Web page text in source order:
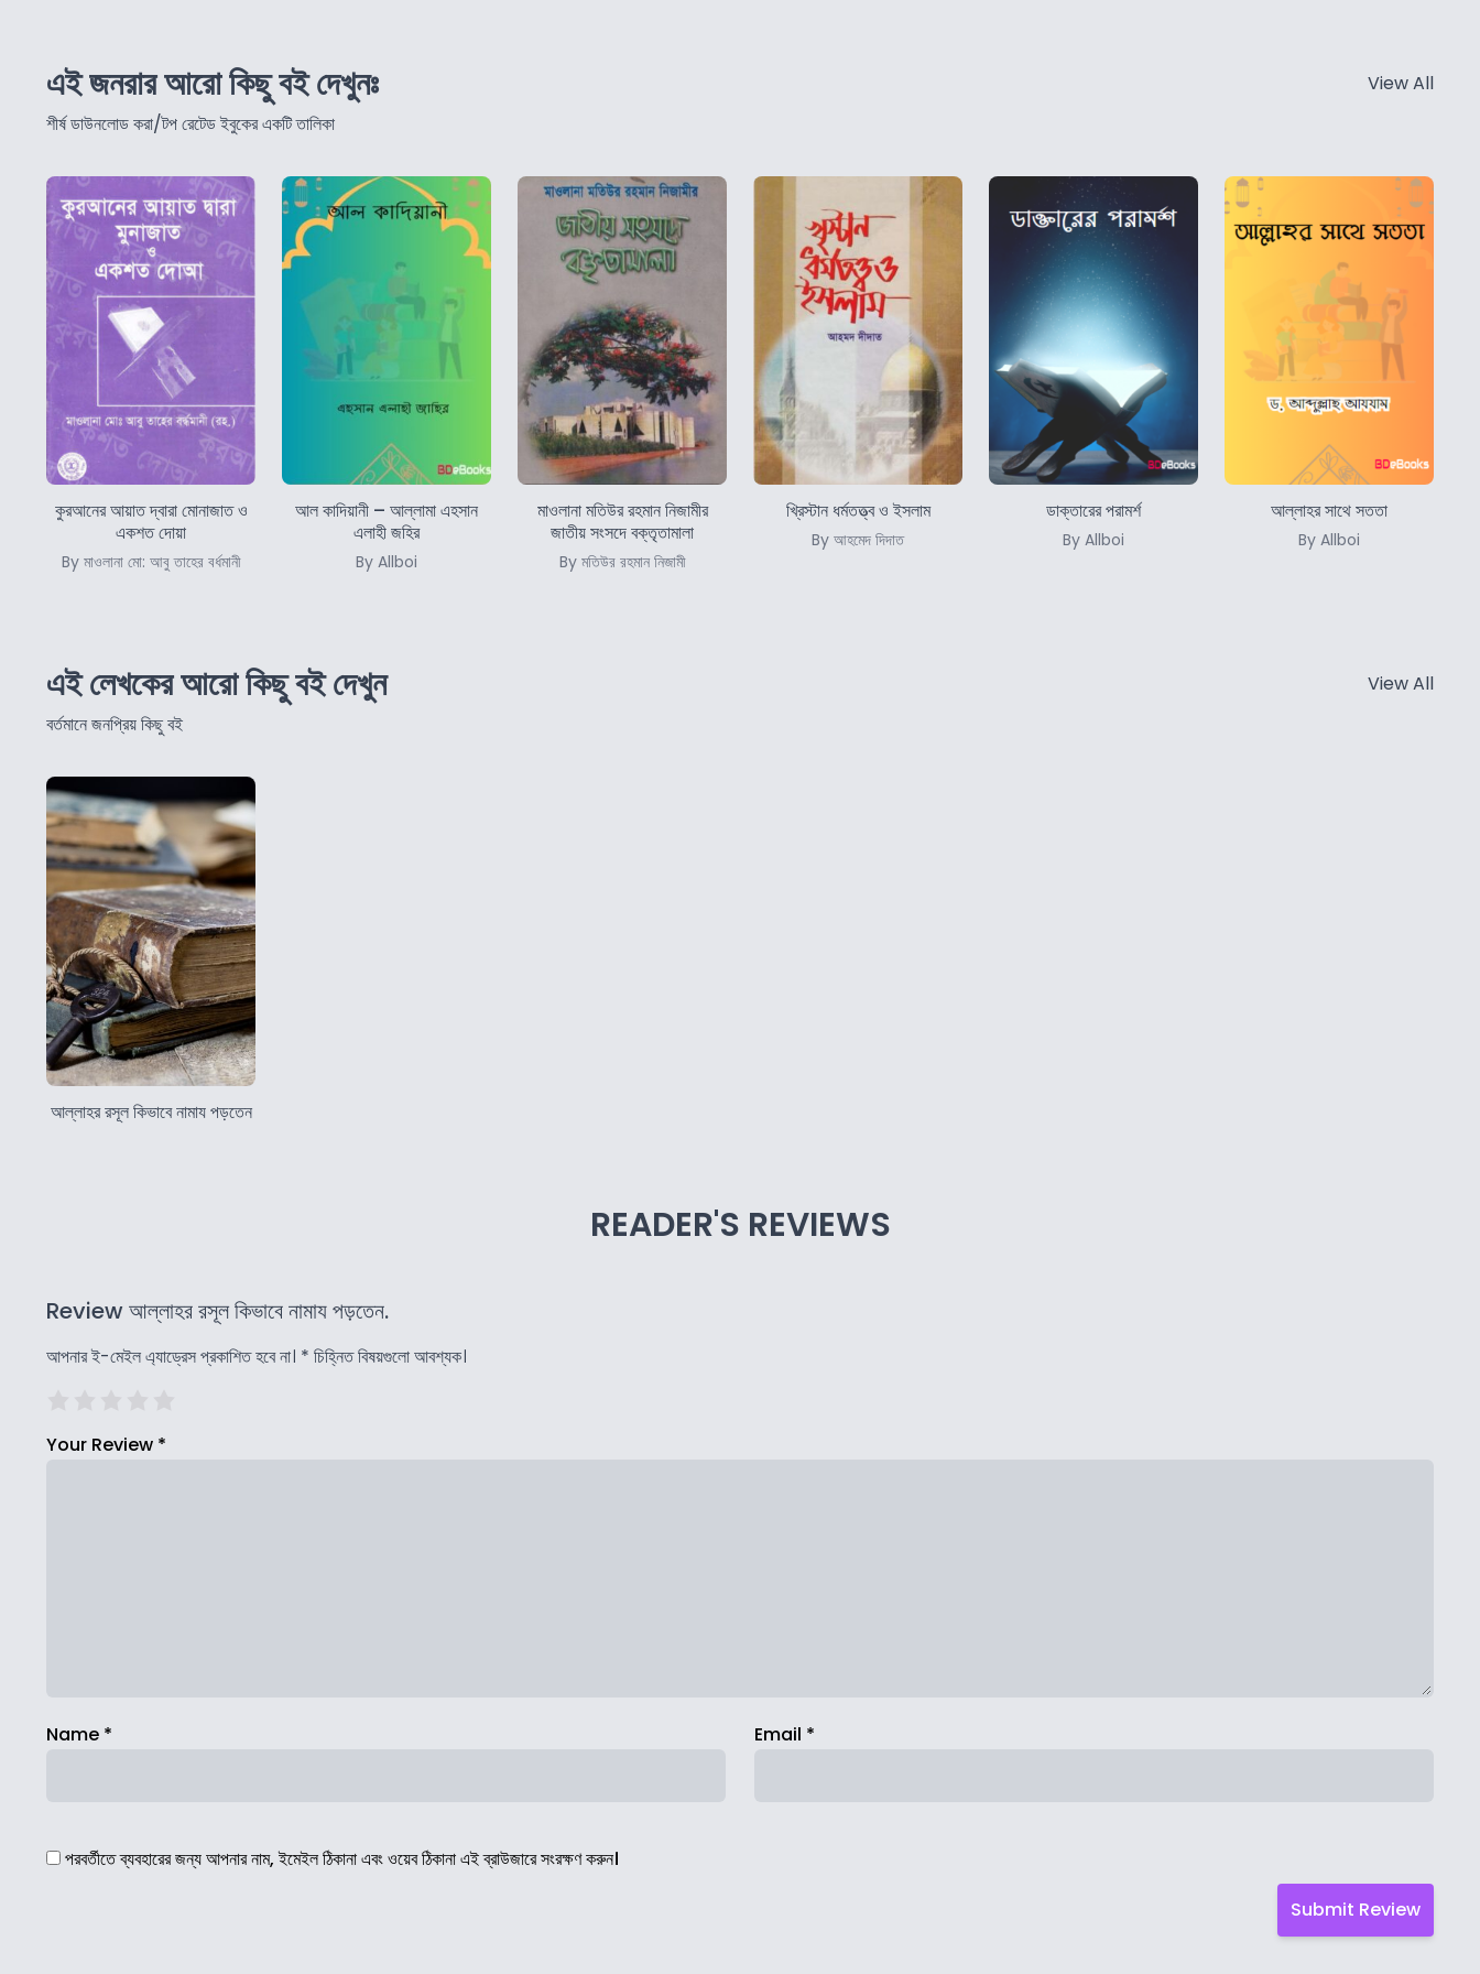
এই জনরার আরো কিছু বই দেখুনঃ
শীর্ষ ডাউনলোড করা/টপ রেটেড ইবুকের একটি তালিকা
View All
কুরআনের আয়াত দ্বারা মোনাজাত ও
একশত দোয়া
By মাওলানা মো: আবু তাহের বর্ধমানী
আল কাদিয়ানী – আল্লামা এহসান
এলাহী জহির
By Allboi
মাওলানা মতিউর রহমান নিজামীর
জাতীয় সংসদে বক্তৃতামালা
By মতিউর রহমান নিজামী
খ্রিস্টান ধর্মতত্ত্ব ও ইসলাম
By আহমেদ দিদাত
ডাক্তারের পরামর্শ
By Allboi
আল্লাহর সাথে সততা
By Allboi
এই লেখকের আরো কিছু বই দেখুন
বর্তমানে জনপ্রিয় কিছু বই
View All
আল্লাহর রসূল কিভাবে নামায পড়তেন
READER'S REVIEWS
Review আল্লাহর রসূল কিভাবে নামায পড়তেন.
আপনার ই-মেইল এ্যাড্রেস প্রকাশিত হবে না। * চিহ্নিত বিষয়গুলো আবশ্যক।
Your Review *
Name * Email *
পরবর্তীতে ব্যবহারের জন্য আপনার নাম, ইমেইল ঠিকানা এবং ওয়েব ঠিকানা এই ব্রাউজারে সংরক্ষণ করুন।